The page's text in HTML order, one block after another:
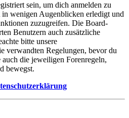
sein, um dich anmelden zu
wenigen Augenblicken erledigt und
zuzugreifen. Die Board-
Benutzern auch zusätzliche
bitte unsere
verwandten Regelungen, bevor du
die jeweiligen Forenregeln,
bewegst.